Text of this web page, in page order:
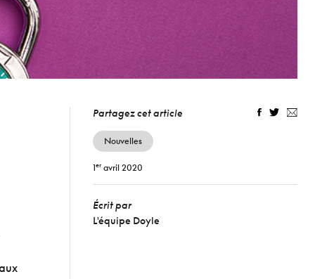
Partagez cet article
Nouvelles
1eravril 2020
Écrit par
L'équipe Doyle